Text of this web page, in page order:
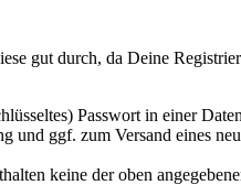
gut durch, da Deine
Passwort in einer
und ggf. zum Versand eines
keine der oben